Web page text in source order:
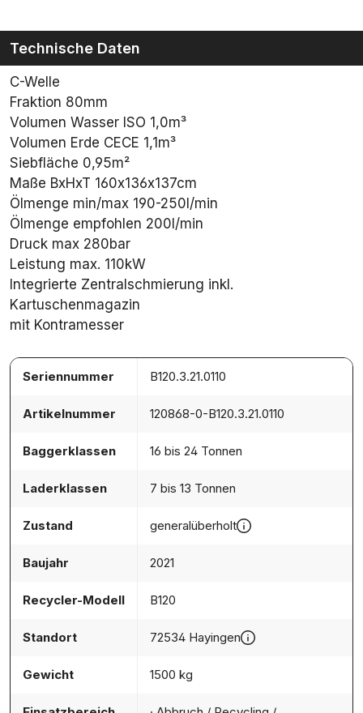
Technische Daten
C-Welle
Fraktion 80mm
Volumen Wasser ISO 1,0m³
Volumen Erde CECE 1,1m³
Siebfläche 0,95m²
Maße BxHxT 160x136x137cm
Ölmenge min/max 190-250l/min
Ölmenge empfohlen 200l/min
Druck max 280bar
Leistung max. 110kW
Integrierte Zentralschmierung inkl.
Kartuschenmagazin
mit Kontramesser
Seriennummer B120.3.21.0110
Artikelnummer 120868-0-B120.3.21.0110
Baggerklassen 16 bis 24 Tonnen
Laderklassen 7 bis 13 Tonnen
Zustand generalüberholt
Baujahr 2021
Recycler-Modell B120
Standort 72534 Hayingen
Gewicht 1500 kg